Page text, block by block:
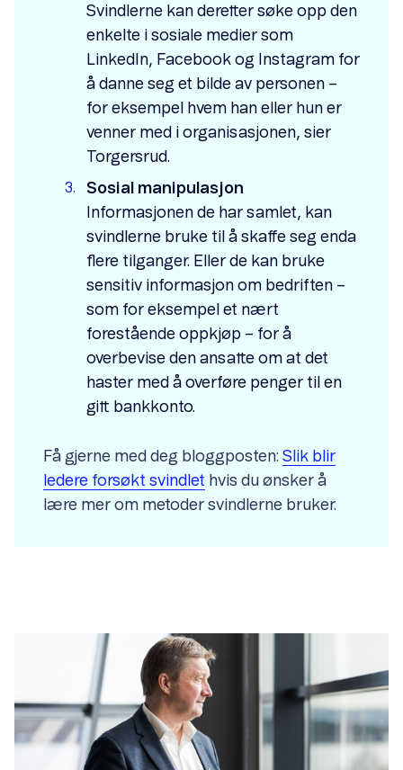
Svindlerne kan deretter søke opp den
enkelte i sosiale medier som
LinkedIn, Facebook og Instagram for
å danne seg et bilde av personen –
for eksempel hvem han eller hun er
venner med i organisasjonen, sier
Torgersrud.
Sosial manipulasjon
Informasjonen de har samlet, kan
svindlerne bruke til å skaffe seg enda
flere tilganger. Eller de kan bruke
sensitiv informasjon om bedriften –
som for eksempel et nært
forestående oppkjøp – for å
overbevise den ansatte om at det
haster med å overføre penger til en
gitt bankkonto.
Få gjerne med deg bloggposten: Slik blir
ledere forsøkt svindlet hvis du ønsker å
lære mer om metoder svindlerne bruker.